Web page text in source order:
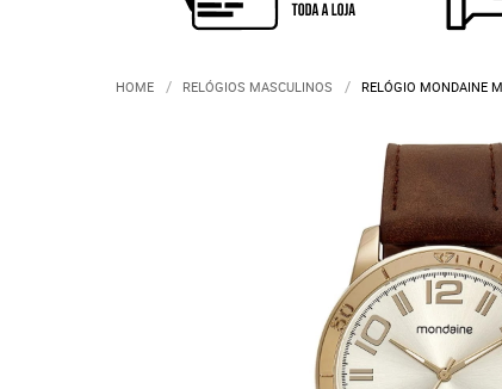
HOME RELÓGIOS MASCULINOS RELÓGIO MONDAINE